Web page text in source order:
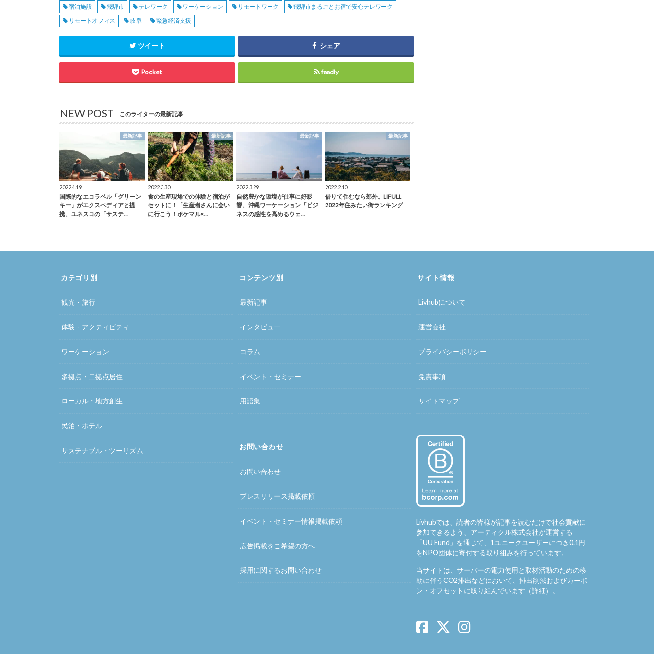
宿泊施設
飛騨市 テレワーク ワーケーション リモートワーク
飛騨市まるごとお宿で安心テレワーク
リモートオフィス
岐阜 緊急経済支援
ツイート シェア
Pocket feedly
NEW POST このライターの最新記事
最新記事
2022.4.19
国際的なエコラベル「グリーン
キー」がエクスペディアと提
携、ユネスコの「サステ…
最新記事
2022.3.30
食の生産現場での体験と宿泊が
セットに！「生産者さんに会い
に行こう！ポケマル×…
最新記事
2022.3.29
自然豊かな環境が仕事に好影
響、沖縄ワーケーション「ビジ
ネスの感性を高めるウェ…
最新記事
2022.2.10
借りて住むなら郊外。LIFULL
2022年住みたい街ランキング
カテゴリ別
観光・旅行
体験・アクティビティ
ワーケーション
多拠点・二拠点居住
ローカル・地方創生
民泊・ホテル
サステナブル・ツーリズム
コンテンツ別
最新記事
インタビュー
コラム
イベント・セミナー
用語集
お問い合わせ
お問い合わせ
プレスリリース掲載依頼
イベント・セミナー情報掲載依頼
広告掲載をご希望の方へ
採用に関するお問い合わせ
サイト情報
Livhubについて
運営会社
プライバシーポリシー
免責事項
サイトマップ
Livhubでは、読者の皆様が記事を読むだけで社会貢献に
参加できるよう、アーティクル株式会社が運営する
「UU Fund 」を通じて、1ユニークユーザーにつき0.1円
をNPO団体に寄付する取り組みを行っています。
当サイトは、サーバーの電力使用と取材活動のための移
動に伴うCO2排出などにおいて、排出削減およびカーボ
ン・オフセットに取り組んでいます（詳細）。